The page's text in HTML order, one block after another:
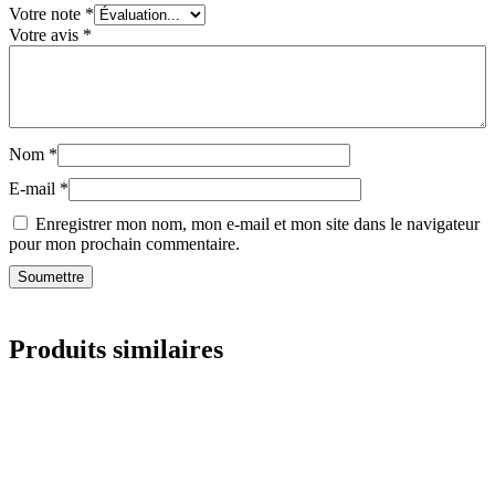
Votre note *
Votre avis *
Nom *
E-mail *
Enregistrer mon nom, mon e-mail et mon site dans le navigateur
pour mon prochain commentaire.
Produits similaires